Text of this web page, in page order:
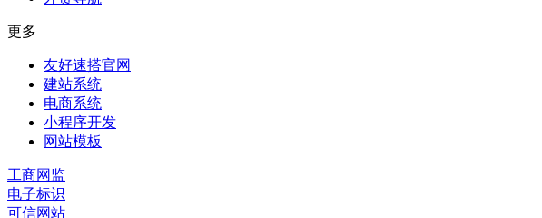
更多
友好速搭官网
建站系统
电商系统
小程序开发
网站模板
工商网监
电子标识
可信网站